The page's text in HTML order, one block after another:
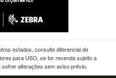
estados, consulte diferencial de
para USO, se for revenda sujeito a
alterações sem aviso prévio.